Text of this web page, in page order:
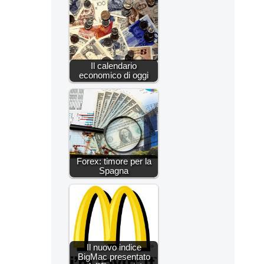
Il calendario
economico di oggi
Forex: timore per la
Spagna
Il nuovo indice
BigMac presentato